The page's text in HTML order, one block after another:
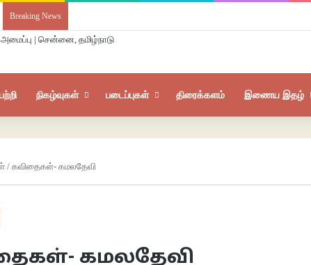
Breaking News
நிகழ்வுகள் படைப்புகள் திரைக்களம் இணைய இதழ்
/ கவிதைகள்- கமலதேவி
கமலதேவி